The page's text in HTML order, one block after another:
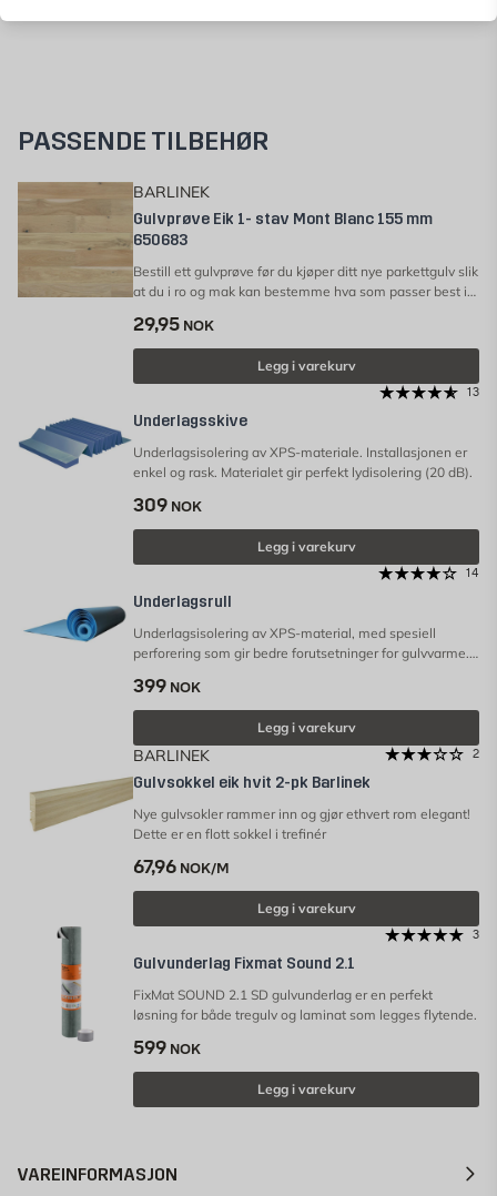
PASSENDE TILBEHØR
BARLINEK
Gulvprøve Eik 1- stav Mont Blanc 155 mm
650683
Bestill ett gulvprøve før du kjøper ditt nye parkettgulv slik
at du i ro og mak kan bestemme hva som passer best i
29,95 NOK
Legg i varekurv
13
Underlagsskive
Underlagsisolering av XPS-materiale. Installasjonen er
enkel og rask. Materialet gir perfekt lydisolering (20 dB).
309 NOK
Legg i varekurv
14
Underlagsrull
Underlagsisolering av XPS-material, med spesiell
perforering som gir bedre forutsetninger for gulvvarme.
399 NOK
Legg i varekurv
BARLINEK 2
Gulvsokkel eik hvit 2-pk Barlinek
Nye gulvsokler rammer inn og gjør ethvert rom elegant!
Dette er en flott sokkel i trefinér
67,96 NOK/M
Legg i varekurv
3
Gulvunderlag Fixmat Sound 2.1
FixMat SOUND 2.1 SD gulvunderlag er en perfekt
løsning for både tregulv og laminat som legges flytende.
599 NOK
Legg i varekurv
VAREINFORMASJON